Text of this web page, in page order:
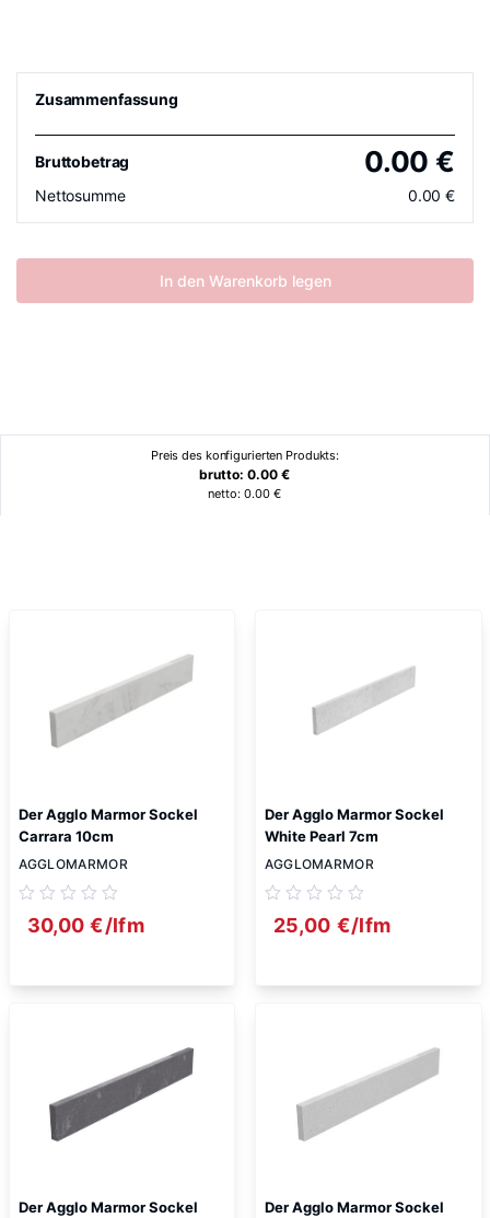
Zusammenfassung
Bruttobetrag 0.00 €
Nettosumme 0.00 €
In den Warenkorb legen
Preis des konfigurierten Produkts:
brutto:0.00 €
netto:0.00 €
Der Agglo Marmor Sockel
Carrara 10cm
AGGLOMARMOR
30,00 €/lfm
Der Agglo Marmor Sockel
White Pearl 7cm
AGGLOMARMOR
25,00 €/lfm
Der Agglo Marmor Sockel
Der Agglo Marmor Sockel